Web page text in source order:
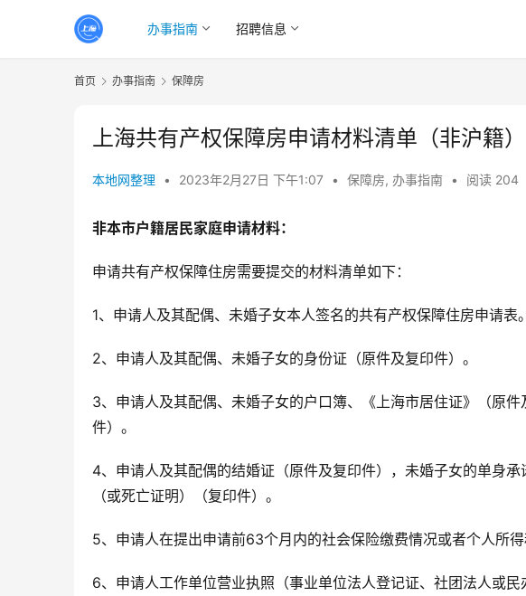
办事指南 招聘信息
首页 办事指南 保障房
上海共有产权保障房申请材料清单（非沪籍）
本地网整理 • 2023年2月27日 下午1:07 • 保障房, 办事指南 • 阅读 204
非本市户籍居民家庭申请材料：
申请共有产权保障住房需要提交的材料清单如下：
1、申请人及其配偶、未婚子女本人签名的共有产权保障住房申请表。
2、申请人及其配偶、未婚子女的身份证（原件及复印件）。
3、申请人及其配偶、未婚子女的户口簿、《上海市居住证》（原
件）。
4、申请人及其配偶的结婚证（原件及复印件），未婚子女的单身
（或死亡证明）（复印件）。
5、申请人在提出申请前63个月内的社会保险缴费情况或者个人所得
6、申请人工作单位营业执照（事业单位法人登记证、社团法人或民